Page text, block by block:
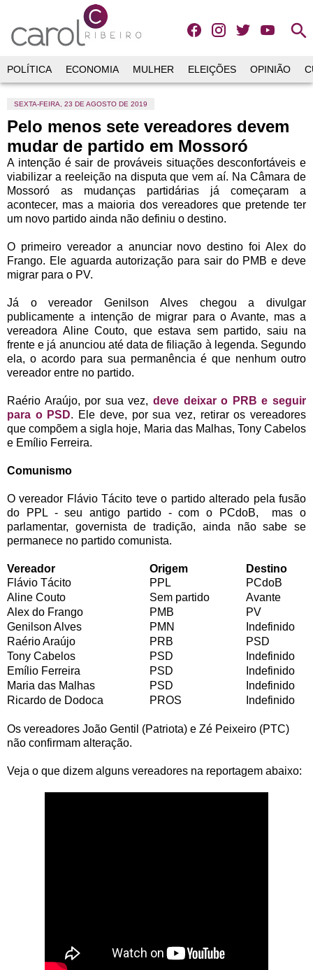
search
POLÍTICA ECONOMIA MULHER ELEIÇÕES OPINIÃO
SEXTA-FEIRA, 23 DE AGOSTO DE 2019
Pelo menos sete vereadores devem
mudar de partido em Mossoró
A intenção é sair de prováveis situações desconfortáveis e
viabilizar a reeleição na disputa que vem aí. Na Câmara de
Mossoró as mudanças partidárias já começaram a
acontecer, mas a maioria dos vereadores que pretende ter
um novo partido ainda não definiu o destino.
O primeiro vereador a anunciar novo destino foi Alex do
Frango. Ele aguarda autorização para sair do PMB e deve
migrar para o PV.
Já o vereador Genilson Alves chegou a divulgar
publicamente a intenção de migrar para o Avante, mas a
vereadora Aline Couto, que estava sem partido, saiu na
frente e já anunciou até data de filiação à legenda. Segundo
ela, o acordo para sua permanência é que nenhum outro
vereador entre no partido.
Raério Araújo, por sua vez, deve deixar o PRB e seguir
para o PSD. Ele deve, por sua vez, retirar os vereadores
que compõem a sigla hoje, Maria das Malhas, Tony Cabelos
e Emílio Ferreira.
Comunismo
O vereador Flávio Tácito teve o partido alterado pela fusão
do PPL - seu antigo partido - com o PCdoB, mas o
parlamentar, governista de tradição, ainda não sabe se
permanece no partido comunista.
Vereador Origem
Destino
Flávio Tácito
PPL
PCdoB
Aline Couto
Sem partido
Avante
Alex do Frango
PMB
PV
Genilson Alves
PMN
Indefinido
Raério Araújo
PRB
PSD
Tony Cabelos
PSD
Indefinido
Emílio Ferreira
PSD
Indefinido
Maria das Malhas
PSD
Indefinido
Ricardo de Dodoca
PROS Indefinido
Os vereadores João Gentil (Patriota) e Zé Peixeiro (PTC)
não confirmam alteração.
Veja o que dizem alguns vereadores na reportagem abaixo: